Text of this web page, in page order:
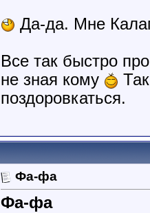
Да-да. Мне
Все так быстро
не зная кому
поздоровкаться.
Фа-фа
Фа-фа